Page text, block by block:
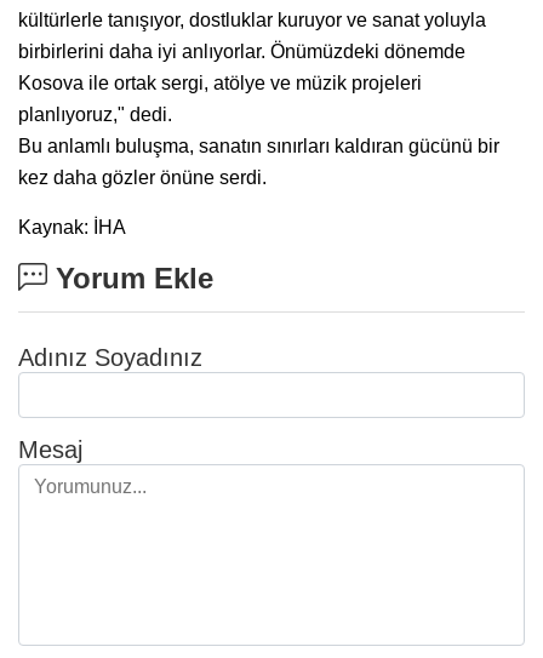
kültürlerle tanışıyor, dostluklar kuruyor ve sanat yoluyla
birbirlerini daha iyi anlıyorlar. Önümüzdeki dönemde
Kosova ile ortak sergi, atölye ve müzik projeleri
planlıyoruz," dedi.
Bu anlamlı buluşma, sanatın sınırları kaldıran gücünü bir
kez daha gözler önüne serdi.
Kaynak: İHA
Yorum Ekle
Adınız Soyadınız
Mesaj